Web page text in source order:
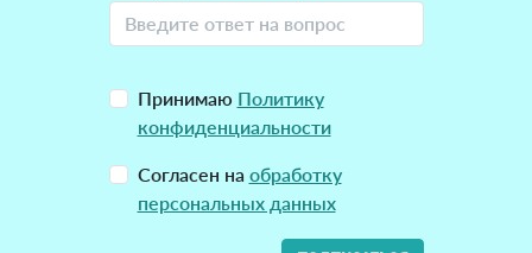
Принимаю Политику
конфиденциальности
Согласен на обработку
персональных данных